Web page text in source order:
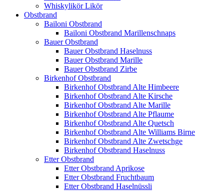
Whiskylikör Likör
Obstbrand
Bailoni Obstbrand
Bailoni Obstbrand Marillenschnaps
Bauer Obstbrand
Bauer Obstbrand Haselnuss
Bauer Obstbrand Marille
Bauer Obstbrand Zirbe
Birkenhof Obstbrand
Birkenhof Obstbrand Alte Himbeere
Birkenhof Obstbrand Alte Kirsche
Birkenhof Obstbrand Alte Marille
Birkenhof Obstbrand Alte Pflaume
Birkenhof Obstbrand Alte Quetsch
Birkenhof Obstbrand Alte Williams Birne
Birkenhof Obstbrand Alte Zwetschge
Birkenhof Obstbrand Haselnuss
Etter Obstbrand
Etter Obstbrand Aprikose
Etter Obstbrand Fruchtbaum
Etter Obstbrand Haselnüssli